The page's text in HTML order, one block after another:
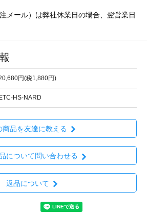
メール）は弊社休業日の場合、翌営業日
円(税1,880円)
HS-NARD
商品を友達に教える
について問い合わせる
返品について